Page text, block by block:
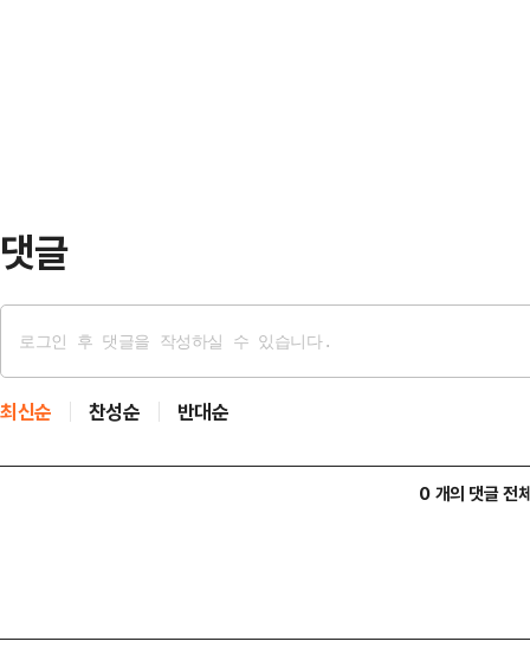
댓글
최신순 찬성순 반대순
0 개의 댓글 전